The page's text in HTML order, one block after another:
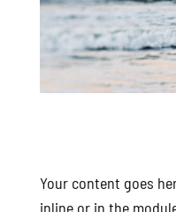
Your content goes
inline or in the